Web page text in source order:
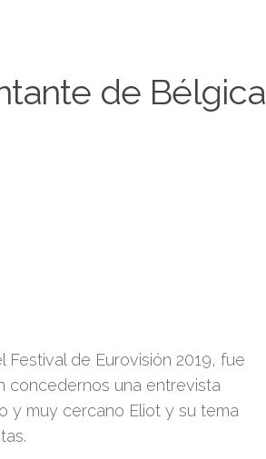
de Bélgica
de Eurovisión 2019, fue
concedernos una entrevista
y muy cercano Eliot y su tema